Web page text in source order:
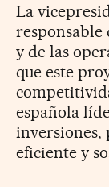
La
responsable
y de las
que este
española
eficiente y